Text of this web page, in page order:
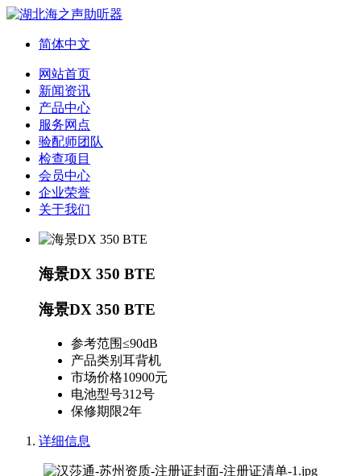
简体中文
网站首页
新闻资讯
产品中心
服务网点
验配师团队
检查项目
会员中心
企业荣誉
关于我们
海景DX 350 BTE
海景DX 350 BTE
参考范围≤90dB
产品类别 耳背机
市场价格10900元
电池型号312号
保修期限2年
详细信息